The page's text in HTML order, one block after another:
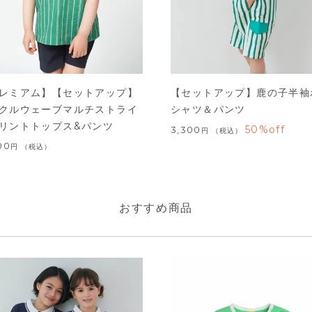
ミアム】【セットアップ】
ルウェーブマルチストライ
ントトップス&パンツ
税込
【セットアップ】鹿の子半
シャツ＆パンツ
3,300 税込 50%off
おすすめ商品